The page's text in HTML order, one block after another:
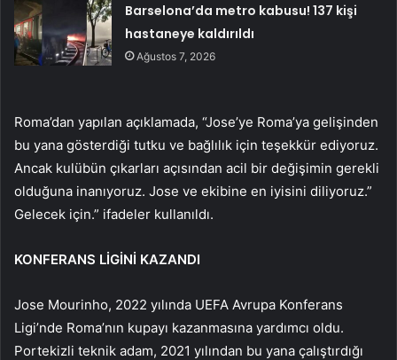
Barselona’da metro kabusu! 137 kişi
hastaneye kaldırıldı
Ağustos 7, 2026
Roma’dan yapılan açıklamada, “Jose’ye Roma’ya gelişinden
bu yana gösterdiği tutku ve bağlılık için teşekkür ediyoruz.
Ancak kulübün çıkarları açısından acil bir değişimin gerekli
olduğuna inanıyoruz. Jose ve ekibine en iyisini diliyoruz.”
Gelecek için.” ifadeler kullanıldı.
KONFERANS LİGİNİ KAZANDI
Jose Mourinho, 2022 yılında UEFA Avrupa Konferans
Ligi’nde Roma’nın kupayı kazanmasına yardımcı oldu.
Portekizli teknik adam, 2021 yılından bu yana çalıştırdığı